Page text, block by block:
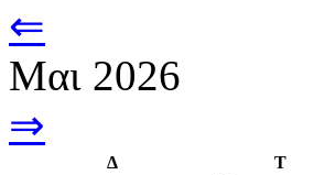
⇐
Μαι 2026
⇒
Δ Τ